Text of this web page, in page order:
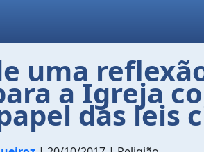
uma
a Igreja
das leis